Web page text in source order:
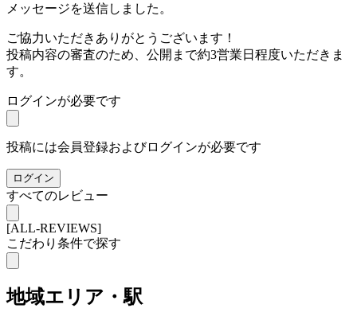
メッセージを送信しました。
ご協力いただきありがとうございます！
投稿内容の審査のため、公開まで約3営業日程度いただきま
す。
ログインが必要です
投稿には会員登録およびログインが必要です
ログイン
すべてのレビュー
[ALL-REVIEWS]
こだわり条件で探す
地域エリア・駅